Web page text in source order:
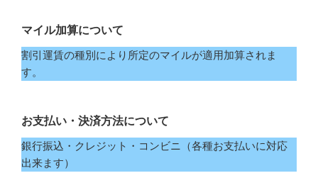
マイル加算について
割引運賃の種別により所定のマイルが適用加算されま
す。
お支払い・決済方法について
銀行振込・クレジット・コンビニ（各種お支払いに対応
出来ます）